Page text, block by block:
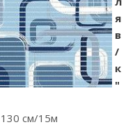
я
в
/
к
"
см/15м